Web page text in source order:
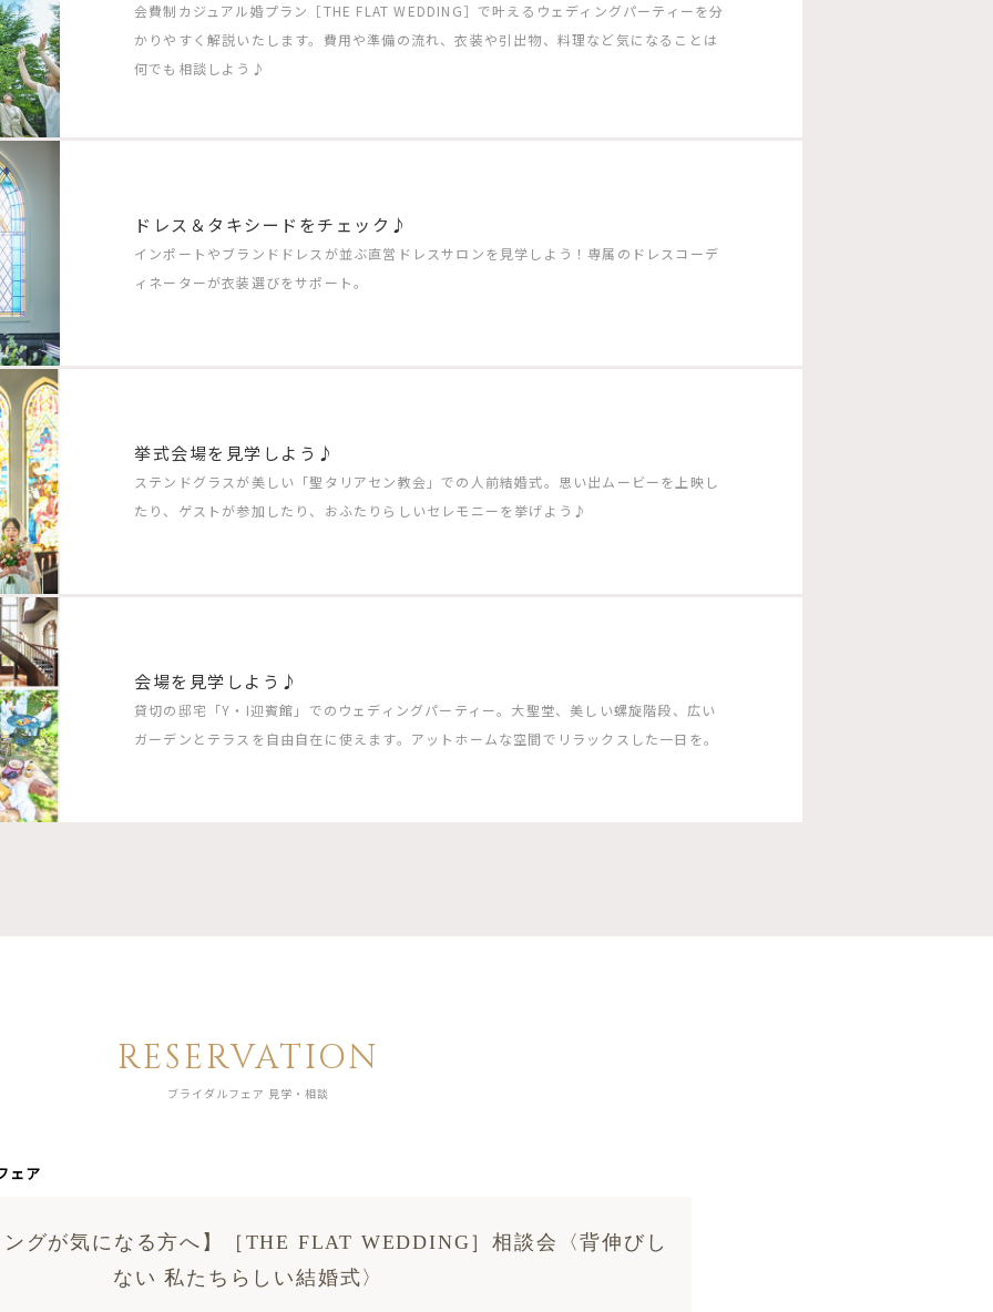
会費制カジュアル婚プラン［THE FLAT WEDDING］で叶えるウェディングパーティーを分
かりやすく解説いたします。費用や準備の流れ、衣装や引出物、料理など気になることは
何でも相談しよう♪
ドレス＆タキシードをチェック♪
インポートやブランドドレスが並ぶ直営ドレスサロンを見学しよう！専属のドレスコーデ
ィネーターが衣装選びをサポート。
挙式会場を見学しよう♪
ステンドグラスが美しい「聖タリアセン教会」での人前結婚式。思い出ムービーを上映し
たり、ゲストが参加したり、おふたりらしいセレモニーを挙げよう♪
会場を見学しよう♪
貸切の邸宅「Y・I迎賓館」でのウェディングパーティー。大聖堂、美しい螺旋階段、広い
ガーデンとテラスを自由自在に使えます。アットホームな空間でリラックスした一日を。
RESERVATION
ブライダルフェア 見学・相談
ェア
グが気になる方へ】［THE FLAT WEDDING］相談会〈背伸びし
ない 私たちらしい結婚式〉